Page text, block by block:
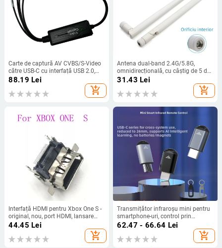
Carte de captură AV CVBS/S-Video
către USB-C cu interfață USB 2.0,
rezoluții 640x480@25Hz și
88.19 Lei
add_shopping_cart
Antena dual-band 2.4G/5.8G,
omnidirecțională, cu câștig de 5 dBi,
pliabilă, pentru WiFi și Bluetooth
31.43 Lei
add_shopping_cart
Interfață HDMI pentru Xbox One S -
original, nou, port HDMI, lansare
2017
44.45 Lei
add_shopping_cart
Transmițător infraroșu mini pentru
smartphone-uri, control prin
aplicație – interfețe: Lightning,
Type-C, USB-C; rază 8–15 m;
material: aliaj de
62.47 - 66.64 Lei
add_shopping_cart